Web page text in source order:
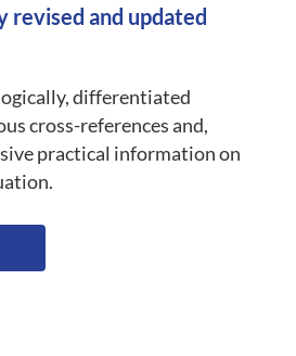
revised and updated
differentiated
cross-references and,
practical information on